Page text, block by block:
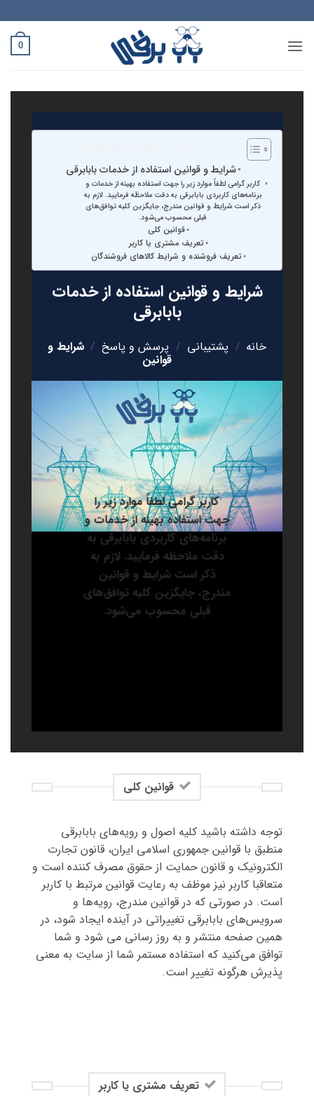
to
content
0
شرایط و قوانین استفاده از خدمات بابابرقی
کاربر گرامی لطفاً موارد زیر را جهت استفاده بهینه از خدمات و
برنامه‌‏های کاربردی بابابرقی به دقت ملاحظه فرمایید. لازم به
ذکر است شرایط و قوانین مندرج، جایگزین کلیه توافق‏‌های
قبلی محسوب می‏‌شود.
قوانین کلی
تعریف مشتری یا کاربر
تعریف فروشنده و شرایط کالاهای فروشندگان
شرایط و قوانین استفاده از خدمات
بابابرقی
خانه / پشتیبانی / پرسش و پاسخ / شرایط و
قوانین
کاربر گرامی لطفاً موارد زیر را
جهت استفاده بهینه از خدمات و
برنامه‌‏های کاربردی بابابرقی به
دقت ملاحظه فرمایید. لازم به
ذکر است شرایط و قوانین
مندرج، جایگزین کلیه توافق‏‌های
قبلی محسوب می‏‌شود.
قوانین کلی
توجه داشته باشید کلیه اصول و رویه‏‌های بابابرقی
منطبق با قوانین جمهوری اسلامی ایران، قانون تجارت
الکترونیک و قانون حمایت از حقوق مصرف کننده است و
متعاقبا کاربر نیز موظف به رعایت قوانین مرتبط با کاربر
است. در صورتی که در قوانین مندرج، رویه‏‌ها و
سرویس‏‌های بابابرقی تغییراتی در آینده ایجاد شود، در
همین صفحه منتشر و به روز رسانی می شود و شما
توافق می‏‌کنید که استفاده مستمر شما از سایت به معنی
پذیرش هرگونه تغییر است.
تعریف مشتری یا کاربر